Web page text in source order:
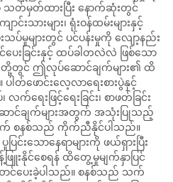
သတ်မှတ်ထားပြီး နောက်ဆုံးတွင်
းသားများ၊ ရုံးဝန်ထမ်းများနှင့်
းသပ်မှုများတွင် ပင်ပန်းမှုကို လျော့နည်း
ပေးခြင်းနှင့် ထပ်ခါတလဲလဲ ဖြစ်သော
တို့တွင် ဤလုပ်ဆောင်ချက်များ၏ ထိ
ဖောင်းလေ့လာရေးစားပွဲနှင့်
ေးဖြင့်ရေးခြင်း၊ စာဖတ်ခြင်း
င်ချက်များအတွက် အသုံးပြုသည့်
လိုက် စနစ်သည် ကိုက်ညီနိုင်ပါသည်။
းသောနေရာများကို ဖယ်ရှားပြီး
းနိုင်စေရန် ထိတွေ့မှုမျက်နှာပြင်
ာင်ပေးခဲ့ပါသည်။ စနစ်သည် သက်